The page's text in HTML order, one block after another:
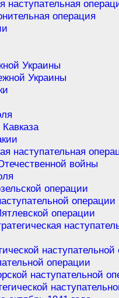
наступательная
операция
Украины
Украины
наступательная
войны
операции
операции
операции
операции
наступательной